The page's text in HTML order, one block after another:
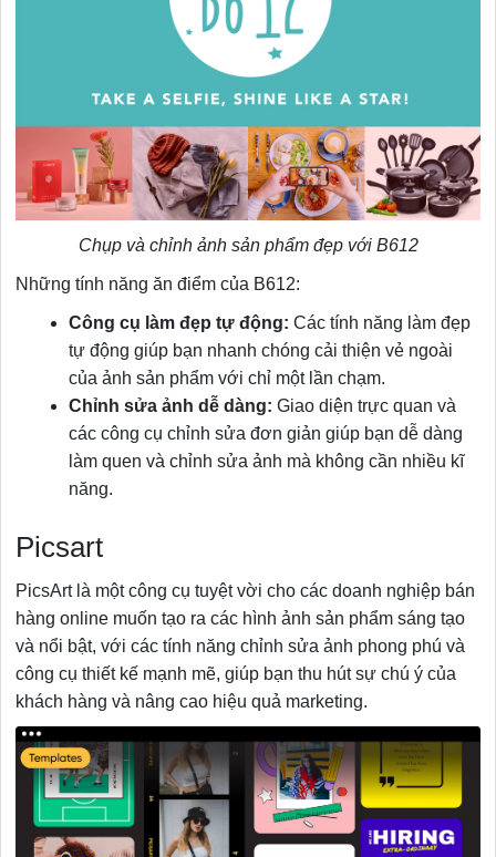
Chụp và chỉnh ảnh sản phẩm đẹp với B612
Những tính năng ăn điểm của B612:
Công cụ làm đẹp tự động:Các tính năng làm đẹp
tự động giúp bạn nhanh chóng cải thiện vẻ ngoài
của ảnh sản phẩm với chỉ một lần chạm.
Chỉnh sửa ảnh dễ dàng:Giao diện trực quan và
các công cụ chỉnh sửa đơn giản giúp bạn dễ dàng
làm quen và chỉnh sửa ảnh mà không cần nhiều kĩ
năng.
Picsart
PicsArt là một công cụ tuyệt vời cho các doanh nghiệp bán
hàng online muốn tạo ra các hình ảnh sản phẩm sáng tạo
và nổi bật, với các tính năng chỉnh sửa ảnh phong phú và
công cụ thiết kế mạnh mẽ, giúp bạn thu hút sự chú ý của
khách hàng và nâng cao hiệu quả marketing.